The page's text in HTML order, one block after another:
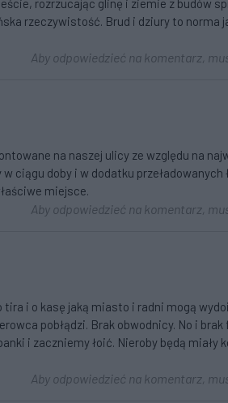
rozrzucając glinę i ziemie z budów
rzeczywistość. Brud i dziury to norma
Aby odpowiedzieć na komentarz,
na naszej ulicy ze względu na
ciągu doby i w dodatku przeładowanych
miejsce.
Aby odpowiedzieć na komentarz,
tira i o kasę jaką miasto i radni mogą
pobłądzi. Brak obwodnicy. No i
i zaczniemy łoić. Nieroby będą miały
Aby odpowiedzieć na komentarz,